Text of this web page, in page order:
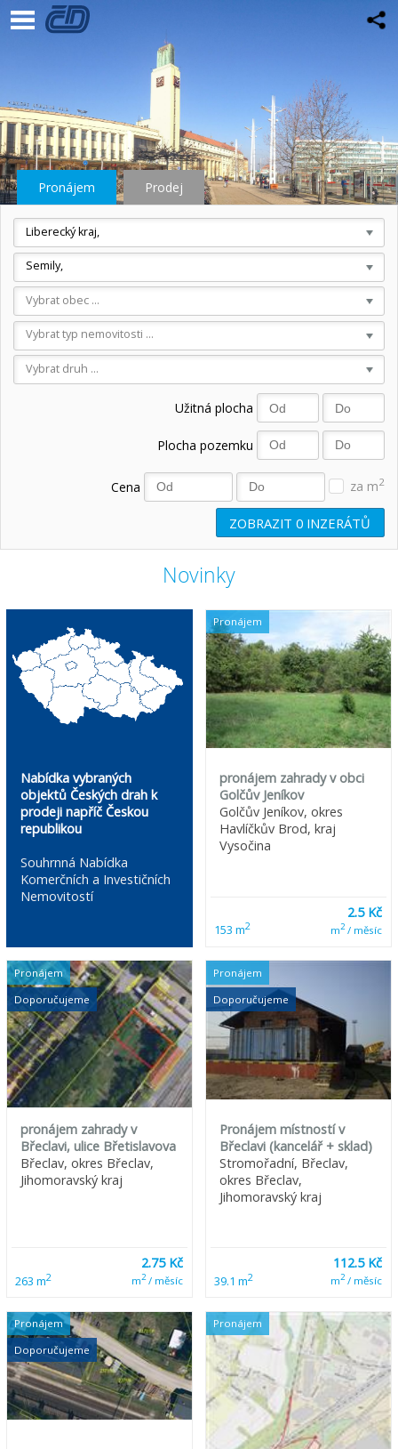
Pronájem Prodej
Liberecký kraj,
Semily,
Vybrat obec ...
Vybrat typ nemovitosti ...
Vybrat druh ...
Užitná plocha
Plocha pozemku
Cena za m2
ZOBRAZIT0 INZERÁTŮ
Novinky
Nabídka vybraných
objektů Českých drah k
prodeji napříč Českou
republikou
Souhrnná Nabídka
Komerčních a Investičních
Nemovitostí
Pronájem
pronájem zahrady v obci
Golčův Jeníkov
Golčův Jeníkov, okres
Havlíčkův Brod, kraj
Vysočina
153 m2
2.5 Kč
m2/ měsíc
Pronájem
Doporučujeme
pronájem zahrady v
Břeclavi, ulice Břetislavova
Břeclav, okres Břeclav,
Jihomoravský kraj
263 m2
2.75 Kč
m2/ měsíc
Pronájem
Doporučujeme
Pronájem místností v
Břeclavi (kancelář + sklad)
Stromořadní, Břeclav,
okres Břeclav,
Jihomoravský kraj
39.1 m2
112.5 Kč
m2/ měsíc
Pronájem
Doporučujeme
Pronájem